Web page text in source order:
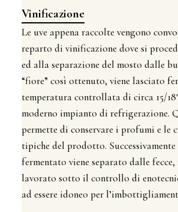
Vinificazione
Le uve appena raccolte vengono
reparto di vinificazione dove si
ed alla separazione del mosto dalle
“fiore” così ottenuto, viene lasciato
temperatura controllata di circa 15/
moderno impianto di refrigerazione.
permette di conservare i profumi e le
tipiche del prodotto.
fermentato viene separato dalle
lavorato sotto il controllo di
ad essere idoneo per